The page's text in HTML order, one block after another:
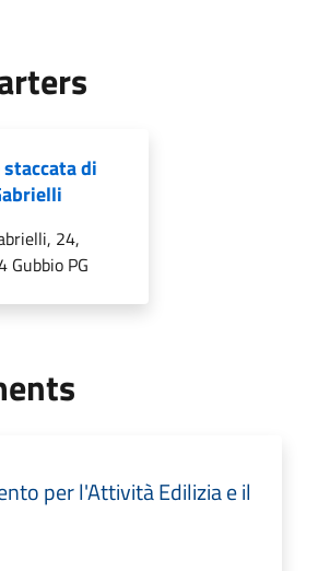
staccata di
24,
Gubbio PG
per l'Attività Edilizia e il